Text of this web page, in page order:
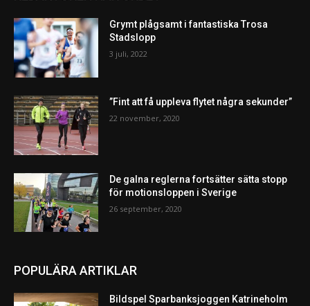
Grymt plågsamt i fantastiska Trosa
Stadslopp
3 juli, 2022
”Fint att få uppleva flytet några sekunder”
22 november, 2020
De galna reglerna fortsätter sätta stopp
för motionsloppen i Sverige
26 september, 2020
POPULÄRA ARTIKLAR
Bildspel Sparbanksjoggen Katrineholm